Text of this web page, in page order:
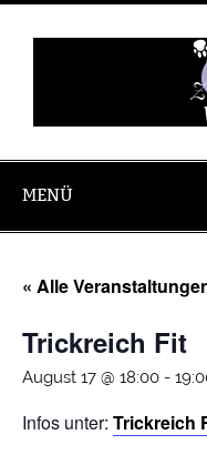
Zum
springen
MENÜ
« Alle
Trickreich Fit
August 17 @ 18:00 -
Infos unter: Trickreich